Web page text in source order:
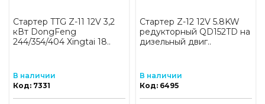
Стартер TTG Z-11 12V 3,2
кВт DongFeng
244/354/404 Xingtai 18..
В наличии
Код: 7331
Стартер Z-12 12V 5.8KW
редукторный QD152TD на
дизельный двиг..
В наличии
Код: 6495